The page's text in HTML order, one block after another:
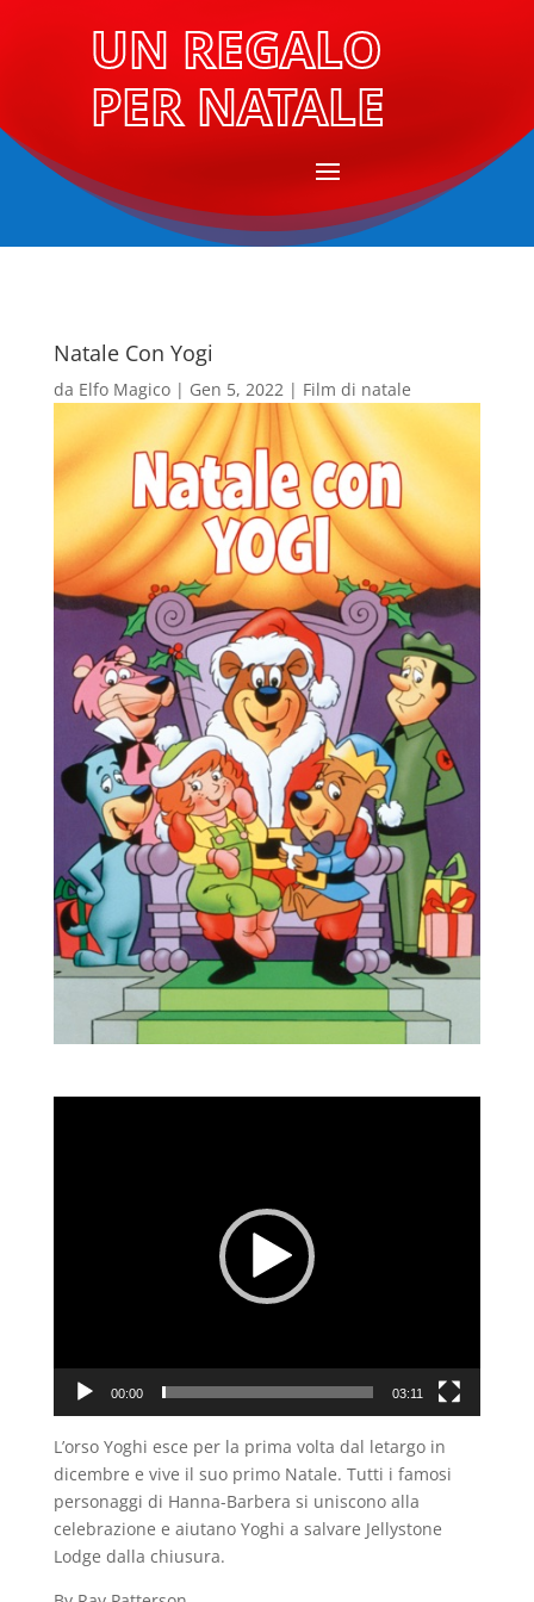
UN REGALO
PER NATALE
Natale Con Yogi
da Elfo Magico| Gen 5, 2022| Film di natale
00:00 03:11
L’orso Yoghi esce per la prima volta dal letargo in
dicembre e vive il suo primo Natale. Tutti i famosi
personaggi di Hanna-Barbera si uniscono alla
celebrazione e aiutano Yoghi a salvare Jellystone
Lodge dalla chiusura.